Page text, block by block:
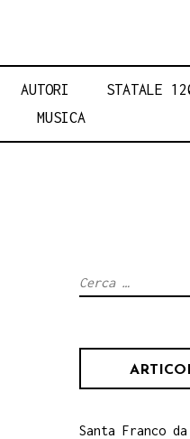
AUTORI STATALE
MUSICA
Ricerca
Santa Franco da